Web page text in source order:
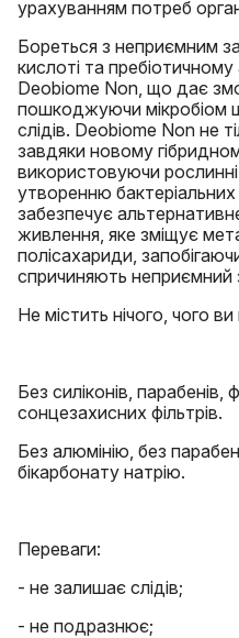
урахуванням потреб
Бореться з неприємним
кислоті та
Deobiome Non, що дає
пошкоджуючи мікробіом
слідів. Deobiome Non не
завдяки новому
використовуючи
утворенню бактеріальних
забезпечує
живлення, яке зміщує
полісахариди,
спричиняють неприємний
Не містить нічого, чого
Без силіконів, парабенів,
сонцезахисних фільтрів.
Без алюмінію, без
бікарбонату натрію.
Переваги:
- не залишає слідів;
- не подразнює;